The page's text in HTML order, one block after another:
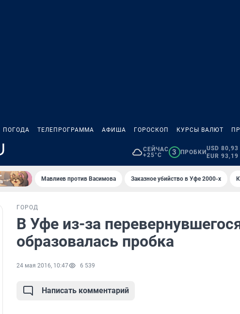
ПОГОДА ТЕЛЕПРОГРАММА АФИША ГОРОСКОП КУРСЫ ВАЛЮТ
СЕЙЧАС
+25°C
3 ПРОБКИ
USD 80,93
EUR 93,19
Мавлиев против Васимова Заказное убийство в Уфе 2000-х
ГОРОД
В Уфе из-за
образовалась пробка
24 мая 2016, 10:47 6 539
Написать комментарий